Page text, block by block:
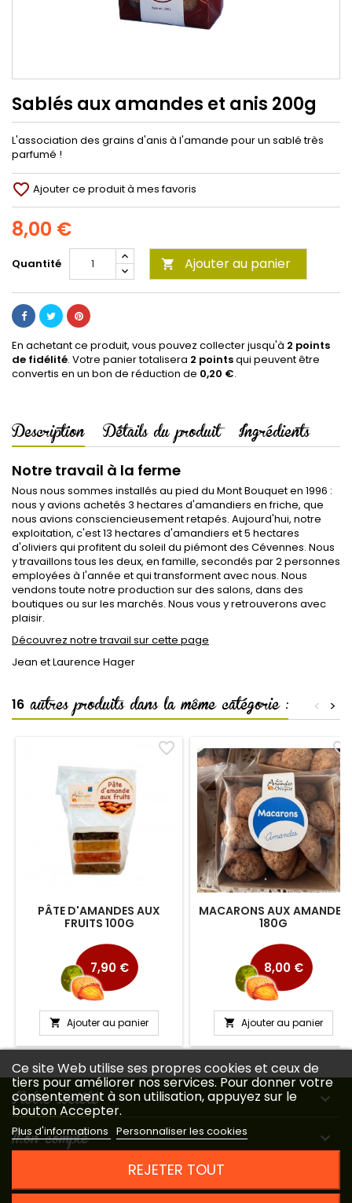
Sablés aux amandes et anis 200g
L'association des grains d'anis à l'amande pour un sablé très
parfumé !
favorite_border Ajouter ce produit à mes favoris
8,00 €
Quantité  Ajouter au panier
En achetant ce produit, vous pouvez collecter jusqu'à 2 points
de fidélité. Votre panier totalisera 2 pointsqui peuvent être
convertis en un bon de réduction de 0,20 €.
Description Détails du produit Ingrédients
Notre travail à la ferme
Nous nous sommes installés au pied du Mont Bouquet en 1996 :
nous y avions achetés 3 hectares d'amandiers en friche, que
nous avions consciencieusement retapés. Aujourd'hui, notre
exploitation, c'est 13 hectares d'amandiers et 5 hectares
d'oliviers qui profitent du soleil du piémont des Cévennes. Nous
y travaillons tous les deux, en famille, secondés par 2 personnes
employées à l'année et qui transforment avec nous. Nous
vendons toute notre production sur des salons, dans des
boutiques ou sur les marchés. Nous vous y retrouverons avec
plaisir.
Découvrez notre travail sur cette page
Jean et Laurence Hager
16 autres produits dans la même catégorie : >
<
PÂTE D'AMANDES AUX
FRUITS 100G
7,90 €
 Ajouter au panier
favorite_border
MACARONS AUX AMANDES
180G
8,00 €
 Ajouter au panier
favorite_border
Notre société 
Mon compte 
Ce site Web utilise ses propres cookies et ceux de
tiers pour améliorer nos services. Pour donner votre
consentement à son utilisation, appuyez sur le
bouton Accepter.
Plus d'informations Personnaliser les cookies
REJETER TOUT